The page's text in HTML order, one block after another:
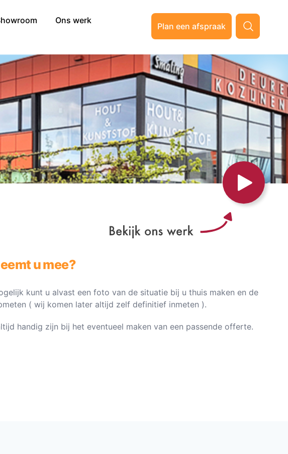
Ons werk
Plan een afspraak
u mee?
kunt u alvast een foto van de situatie bij u thuis maken en de
( wij komen later altijd zelf definitief inmeten ).
handig zijn bij het eventueel maken van een passende offerte.